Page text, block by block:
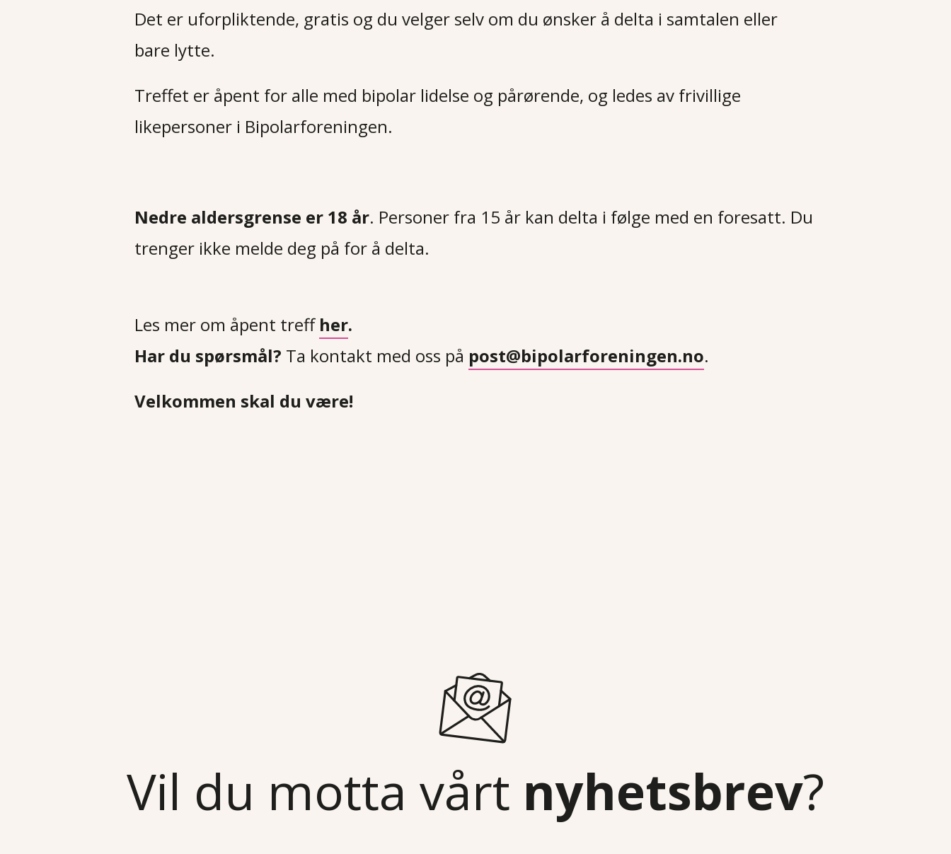
Det er uforpliktende, gratis og du velger selv om du ønsker å delta i samtalen eller
bare lytte.
Treffet er åpent for alle med bipolar lidelse og pårørende, og ledes av frivillige
likepersoner i Bipolarforeningen.
Nedre aldersgrense er 18 år. Personer fra 15 år kan delta i følge med en foresatt. Du
trenger ikke melde deg på for å delta.
Les mer om åpent treff her.
Har du spørsmål? Ta kontakt med oss på post@bipolarforeningen.no.
Velkommen skal du være!
Vil du motta vårt nyhetsbrev?